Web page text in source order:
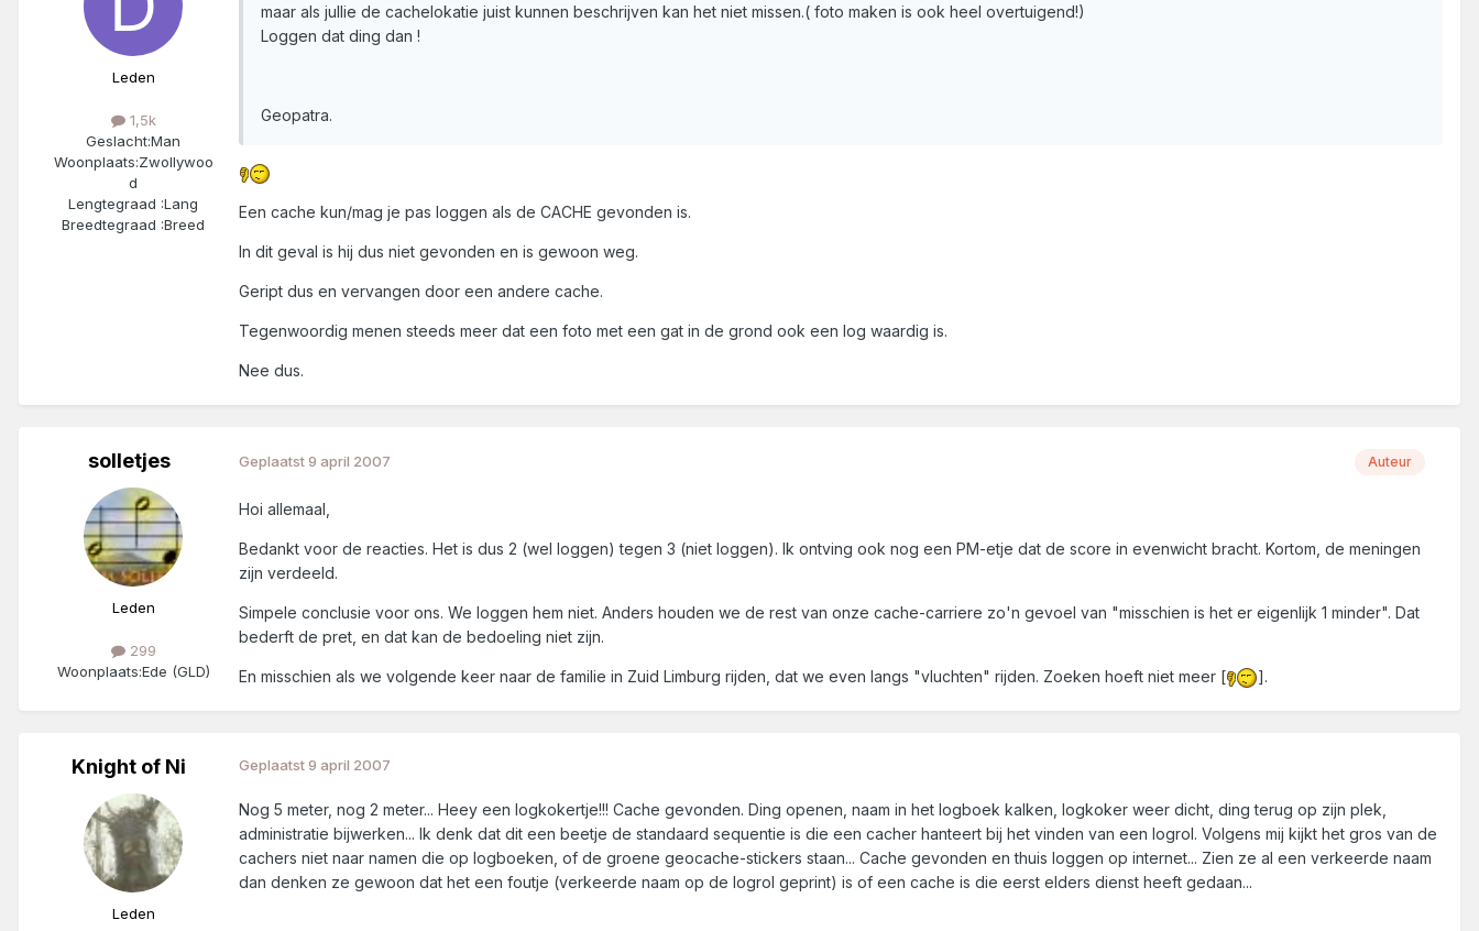
Leden
1,5k
Geslacht:Man
Woonplaats:Zwollywoo
d
Lengtegraad :Lang
Breedtegraad :Breed
maar als jullie de cachelokatie juist kunnen beschrijven kan het niet missen.( foto maken is ook heel overtuigend!)
Loggen dat ding dan !
Geopatra.
Een cache kun/mag je pas loggen als de CACHE gevonden is.
In dit geval is hij dus niet gevonden en is gewoon weg.
Geript dus en vervangen door een andere cache.
Tegenwoordig menen steeds meer dat een foto met een gat in de grond ook een log waardig is.
Nee dus.
solletjes
Leden
299
Woonplaats:Ede (GLD)
Auteur
Geplaatst9 april 2007
Hoi allemaal,
Bedankt voor de reacties. Het is dus 2 (wel loggen) tegen 3 (niet loggen). Ik ontving ook nog een PM-etje dat de score in evenwicht bracht. Kortom, de meningen
zijn verdeeld.
Simpele conclusie voor ons. We loggen hem niet. Anders houden we de rest van onze cache-carriere zo'n gevoel van "misschien is het er eigenlijk 1 minder". Dat
bederft de pret, en dat kan de bedoeling niet zijn.
En misschien als we volgende keer naar de familie in Zuid Limburg rijden, dat we even langs "vluchten" rijden. Zoeken hoeft niet meer [ ].
Knight of Ni
Leden
Geplaatst9 april 2007
Nog 5 meter, nog 2 meter... Heey een logkokertje!!! Cache gevonden. Ding openen, naam in het logboek kalken, logkoker weer dicht, ding terug op zijn plek,
administratie bijwerken... Ik denk dat dit een beetje de standaard sequentie is die een cacher hanteert bij het vinden van een logrol. Volgens mij kijkt het gros van de
cachers niet naar namen die op logboeken, of de groene geocache-stickers staan... Cache gevonden en thuis loggen op internet... Zien ze al een verkeerde naam
dan denken ze gewoon dat het een foutje (verkeerde naam op de logrol geprint) is of een cache is die eerst elders dienst heeft gedaan...